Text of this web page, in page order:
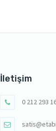
İletişim
0 212 293